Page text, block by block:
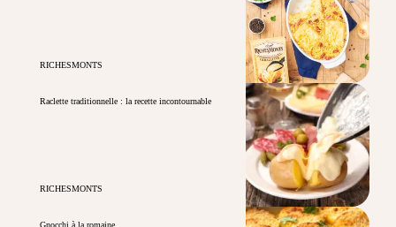
RICHESMONTS
Raclette traditionnelle : la recette incontournable
RICHESMONTS
Gnocchi à la romaine